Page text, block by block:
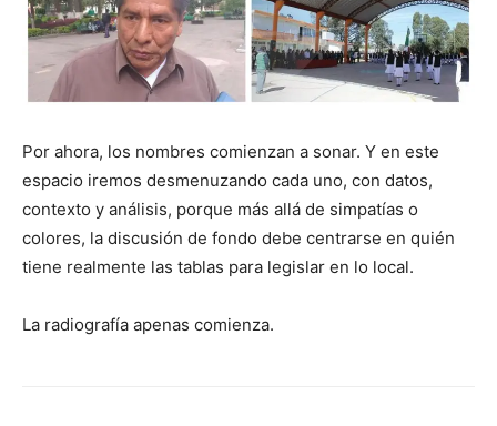
Por ahora, los nombres comienzan a sonar. Y en este
espacio iremos desmenuzando cada uno, con datos,
contexto y análisis, porque más allá de simpatías o
colores, la discusión de fondo debe centrarse en quién
tiene realmente las tablas para legislar en lo local.
La radiografía apenas comienza.